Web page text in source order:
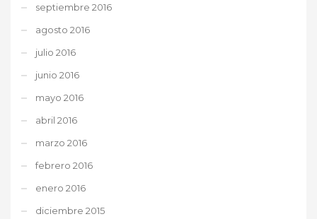
septiembre 2016
agosto 2016
julio 2016
junio 2016
mayo 2016
abril 2016
marzo 2016
febrero 2016
enero 2016
diciembre 2015